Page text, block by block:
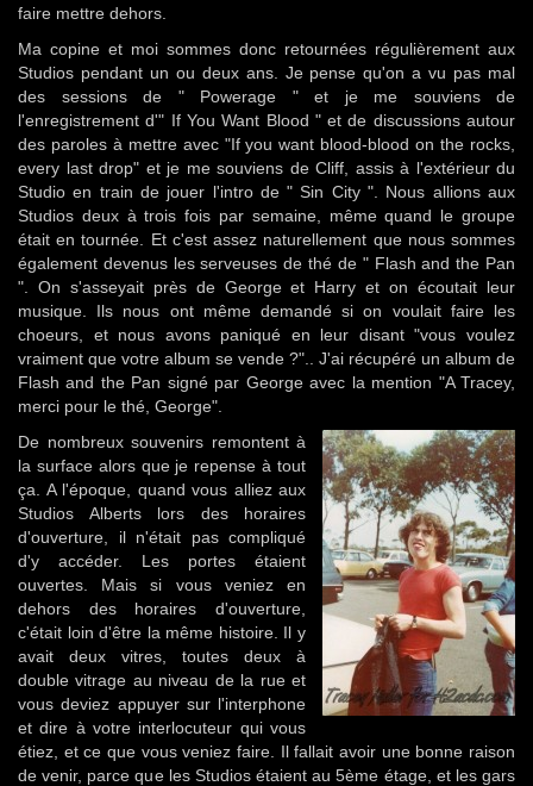
faire mettre dehors.
Ma copine et moi sommes donc retournées régulièrement aux
Studios pendant un ou deux ans. Je pense qu'on a vu pas mal
des sessions de " Powerage " et je me souviens de
l'enregistrement d'" If You Want Blood " et de discussions autour
des paroles à mettre avec "If you want blood-blood on the rocks,
every last drop" et je me souviens de Cliff, assis à l'extérieur du
Studio en train de jouer l'intro de " Sin City ". Nous allions aux
Studios deux à trois fois par semaine, même quand le groupe
était en tournée. Et c'est assez naturellement que nous sommes
également devenus les serveuses de thé de " Flash and the Pan
". On s'asseyait près de George et Harry et on écoutait leur
musique. Ils nous ont même demandé si on voulait faire les
choeurs, et nous avons paniqué en leur disant "vous voulez
vraiment que votre album se vende ?".. J'ai récupéré un album de
Flash and the Pan signé par George avec la mention "A Tracey,
merci pour le thé, George".
De nombreux souvenirs remontent à
la surface alors que je repense à tout
ça. A l'époque, quand vous alliez aux
Studios Alberts lors des horaires
d'ouverture, il n'était pas compliqué
d'y accéder. Les portes étaient
ouvertes. Mais si vous veniez en
dehors des horaires d'ouverture,
c'était loin d'être la même histoire. Il y
avait deux vitres, toutes deux à
double vitrage au niveau de la rue et
vous deviez appuyer sur l'interphone
et dire à votre interlocuteur qui vous
étiez, et ce que vous veniez faire. Il fallait avoir une bonne raison
de venir, parce que les Studios étaient au 5ème étage, et les gars